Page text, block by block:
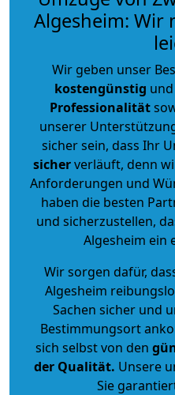
Algesheim: Wir
Wir geben unser
kostengünstig
Professionalität
unserer
sicher sein, dass Ihr
sicherverläuft, denn
Anforderungen und
haben die besten
und sicherzustellen,
Algesheim ein
Wir sorgen dafür,
Algesheim
Sachen sicher und
Bestimmungsort
sich selbst von den
der Qualität. Unsere
Sie